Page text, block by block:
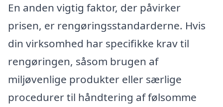
En anden vigtig faktor, der påvirker
prisen, er rengøringsstandarderne. Hvis
din virksomhed har specifikke krav til
rengøringen, såsom brugen af
miljøvenlige produkter eller særlige
procedurer til håndtering af følsomme